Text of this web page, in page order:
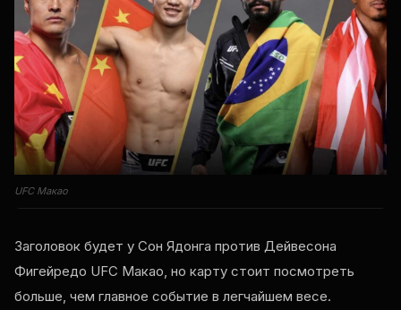
UFCМакао
Заголовок будет у Сон Ядонга против Дейвесона
Фигейредо UFC Макао, но карту стоит посмотреть
больше, чем главное событие в легчайшем весе.